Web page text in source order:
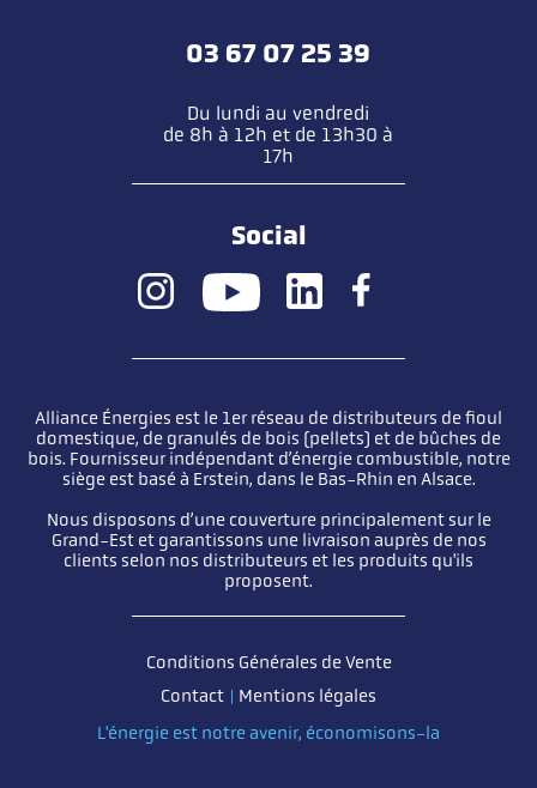
03 67 07 25 39
Du lundi au vendredi
de 8h à 12h et de 13h30 à
17h
Social
Alliance Énergies est le 1er réseau de distributeurs de fioul
domestique, de granulés de bois (pellets) et de bûches de
bois. Fournisseur indépendant d’énergie combustible, notre
siège est basé à Erstein, dans le Bas-Rhin en Alsace.
Nous disposons d’une couverture principalement sur le
Grand-Est et garantissons une livraison auprès de nos
clients selon nos distributeurs et les produits qu'ils
proposent.
Pied de pageConditions Générales de Vente
Contact
Mentions légales
L'énergie est notre avenir, économisons-la